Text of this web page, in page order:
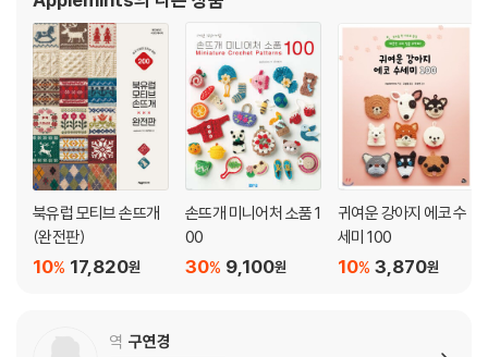
- 크리스마스 로즈 수납함
북유럽 모티브 손뜨개
(완전판)
17,820원
10%
손뜨개 미니어처 소품 1
00
9,100원
30%
귀여운 강아지 에코 수
세미 100
3,870원
10%
역 구연경